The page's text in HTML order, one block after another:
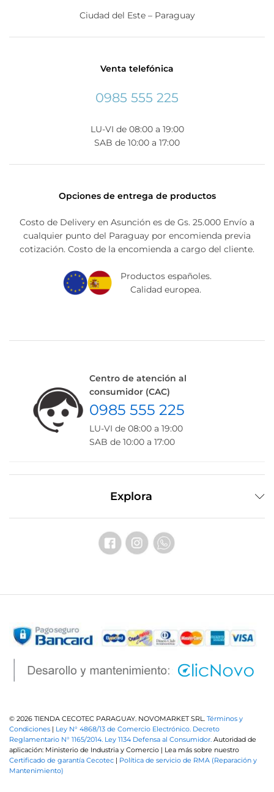
Ciudad del Este – Paraguay
Venta telefónica
0985 555 225
LU-VI de 08:00 a 19:00
SAB de 10:00 a 17:00
Opciones de entrega de productos
Costo de Delivery en Asunción es de Gs. 25.000 Envío a
cualquier punto del Paraguay por encomienda previa
cotización. Costo de la encomienda a cargo del cliente.
Productos españoles.
Calidad europea.
Centro de atención al
consumidor (CAC)
0985 555 225
LU-VI de 08:00 a 19:00
SAB de 10:00 a 17:00
Explora
© 2026 TIENDA CECOTEC PARAGUAY. NOVOMARKET SRL. Términos y
Condiciones | Ley N° 4868/13 de Comercio Electrónico. Decreto
Reglamentario N° 1165/2014. Ley 1134 Defensa al Consumidor. Autoridad de
aplicación: Ministerio de Industria y Comercio | Lea más sobre nuestro
Certificado de garantía Cecotec | Política de servicio de RMA (Reparación y
Mantenimiento)